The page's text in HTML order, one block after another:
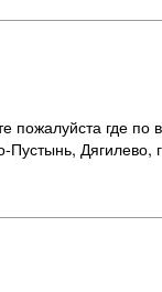
пожалуйста где
Пустынь,